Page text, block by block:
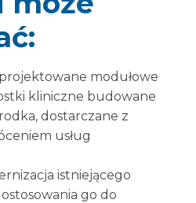
modułowe
kliniczne budowane
dostarczane z
usług
istniejącego
go do